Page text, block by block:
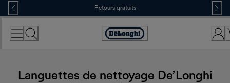
Skip
to
Content
Retours gratuits
Déclaration
Languettes de nettoyage De’Longhi